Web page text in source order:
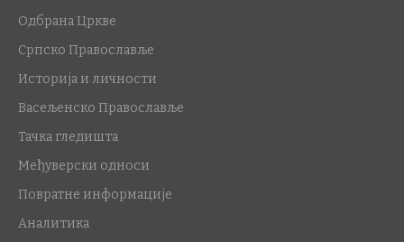
Одбрана Цркве
Српско Православље
Историја и личности
Васељенско Православље
Тачка гледишта
Међуверски односи
Повратне информације
Аналитика